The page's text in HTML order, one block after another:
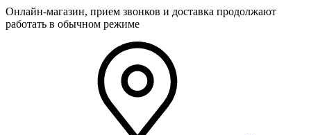
Онлайн-магазин, прием звонков и доставка продолжают
работать в обычном режиме